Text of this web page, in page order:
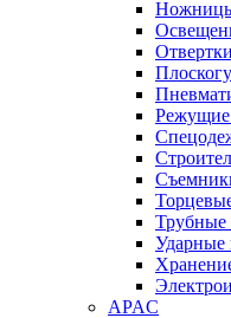
Трубные
Ударные
APAC